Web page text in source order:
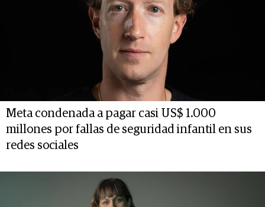
Meta condenada a pagar casi US$ 1.000
millones por fallas de seguridad infantil en sus
redes sociales